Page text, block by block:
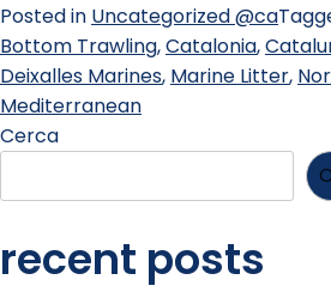
Posted in Uncategorized @ca
Bottom Trawling,Catalonia,
Deixalles Marines, Marine Litter,
Mediterranean
Cerca
recent posts